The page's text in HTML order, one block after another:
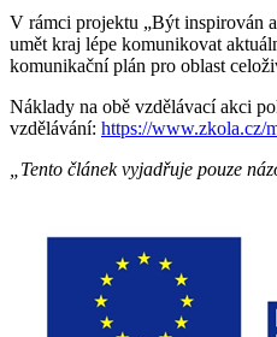
V rámci projektu „Být inspirován
umět kraj lépe komunikovat
komunikační plán pro oblast
Náklady na obě vzdělávací akci
vzdělávání: https://www.zkola.cz/
„Tento článek vyjadřuje pouze